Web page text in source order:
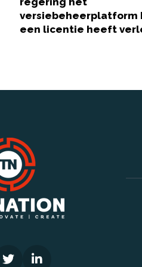
versiebeheerplatform
een licentie heeft